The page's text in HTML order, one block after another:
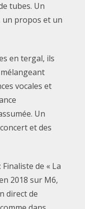
tubes. Un
propos et un
en tergal, ils
vocales et
Un
et des
de « La
2018 sur M6,
direct de